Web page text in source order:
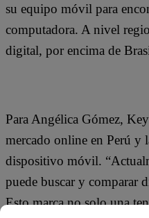
su equipo móvil para
computadora. A nivel
digital, por encima de
Para Angélica Gómez,
mercado online en Perú y
dispositivo móvil.
puede buscar y comparar
Esto marca no solo una